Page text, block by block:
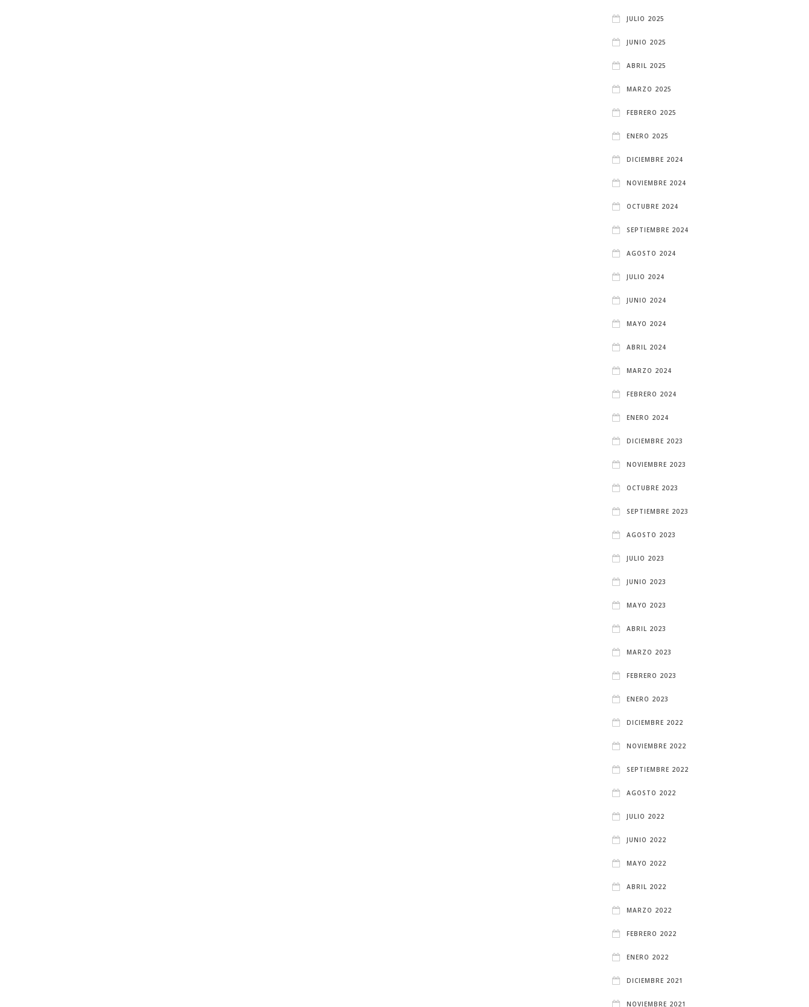
JULIO 2025
JUNIO 2025
ABRIL 2025
MARZO 2025
FEBRERO 2025
ENERO 2025
DICIEMBRE 2024
NOVIEMBRE 2024
OCTUBRE 2024
SEPTIEMBRE 2024
AGOSTO 2024
JULIO 2024
JUNIO 2024
MAYO 2024
ABRIL 2024
MARZO 2024
FEBRERO 2024
ENERO 2024
DICIEMBRE 2023
NOVIEMBRE 2023
OCTUBRE 2023
SEPTIEMBRE 2023
AGOSTO 2023
JULIO 2023
JUNIO 2023
MAYO 2023
ABRIL 2023
MARZO 2023
FEBRERO 2023
ENERO 2023
DICIEMBRE 2022
NOVIEMBRE 2022
SEPTIEMBRE 2022
AGOSTO 2022
JULIO 2022
JUNIO 2022
MAYO 2022
ABRIL 2022
MARZO 2022
FEBRERO 2022
ENERO 2022
DICIEMBRE 2021
NOVIEMBRE 2021